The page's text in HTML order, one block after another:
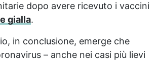
dopo avere ricevuto i vaccini
gialla.
in conclusione, emerge che
– anche nei casi più lievi